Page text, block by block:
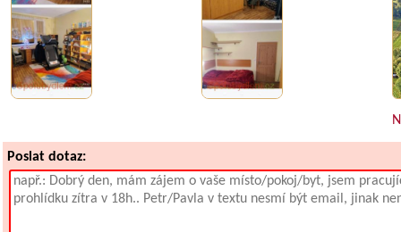
Poslat dotaz: